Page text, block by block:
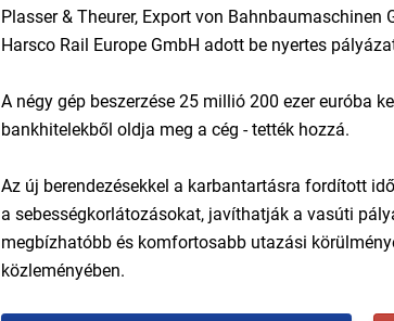
Plasser & Theurer, Export von
Harsco Rail Europe GmbH adott be nyertes
A négy gép beszerzése 25 millió 200 ezer euróba
bankhitelekből oldja meg a cég - tették hozzá.
Az új berendezésekkel a karbantartásra fordított
a sebességkorlátozásokat, javíthatják a vasúti
megbízhatóbb és komfortosabb utazási
közleményében.